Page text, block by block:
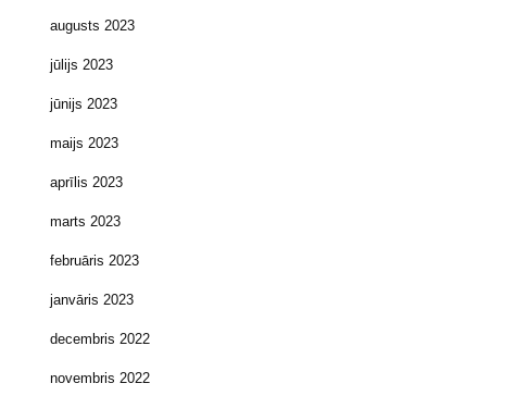
augusts 2023
jūlijs 2023
jūnijs 2023
maijs 2023
aprīlis 2023
marts 2023
februāris 2023
janvāris 2023
decembris 2022
novembris 2022